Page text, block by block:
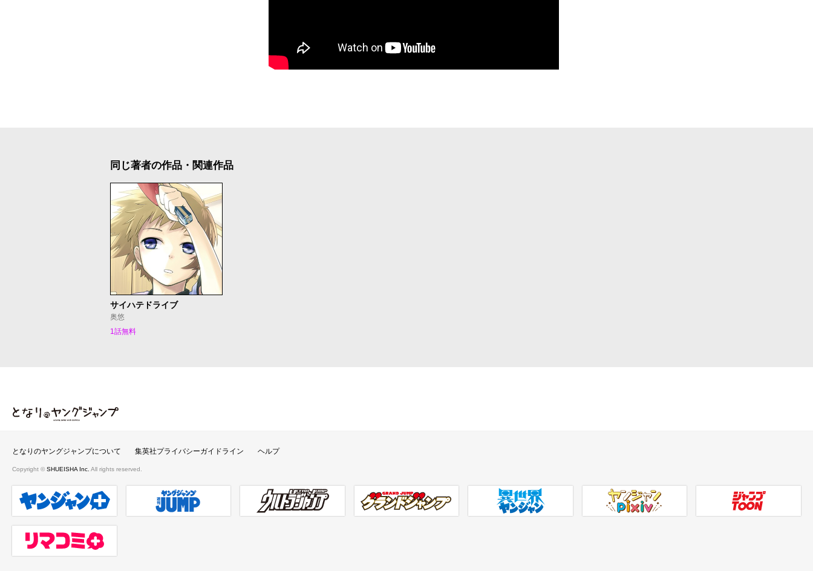
同じ著者の作品・関連作品
サイハテドライブ
奥悠
1話無料
となりのヤングジャンプ
となりのヤングジャンプについて 集英社プライバシーガイドライン ヘルプ
Copyright © SHUEISHA Inc. All rights reserved.
ヤンジャンプラス 週刊ヤングジャンプ公式サイトウルトラジャンプ グランドジャンプ 異世界ヤンジャン ヤンジャンpixiv ジャンプTOON
リマコミ＋